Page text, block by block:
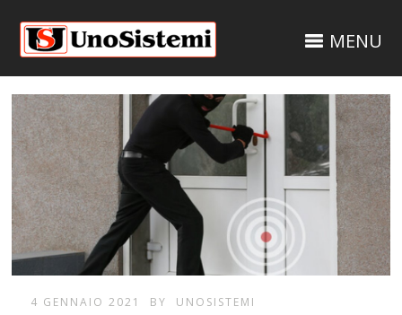
MENU
4 GENNAIO 2021 BY UNOSISTEMI